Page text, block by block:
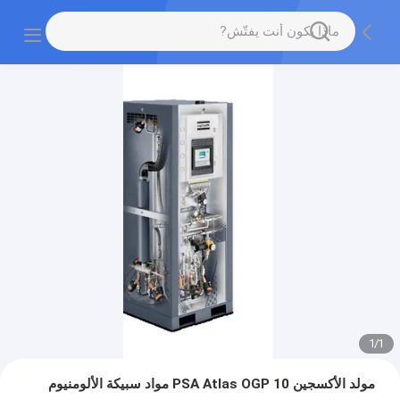
1
/
1
مولد الأكسجين PSA Atlas OGP 10 مواد سبيكة الألومنيوم